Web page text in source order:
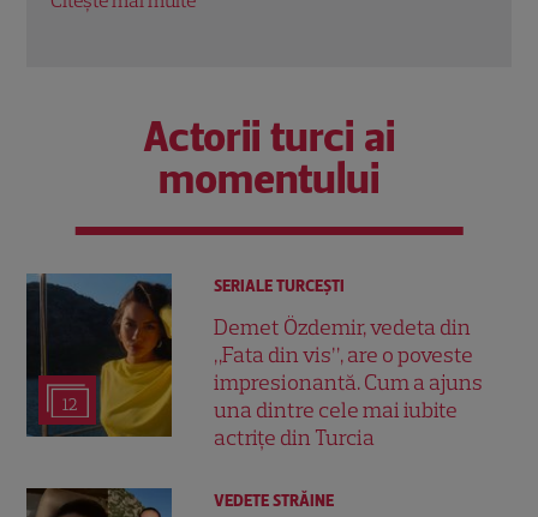
Actorii turci ai
momentului
12
SERIALE TURCEŞTI
Demet Özdemir, vedeta din
„Fata din vis”, are o poveste
impresionantă. Cum a ajuns
una dintre cele mai iubite
actrițe din Turcia
VEDETE STRĂINE